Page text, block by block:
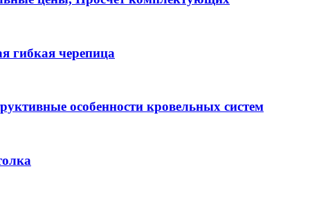
гибкая черепица
особенности кровельных систем